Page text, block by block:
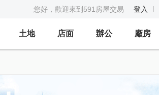
您好，歡迎來到591房屋交易 登入
土地 店面 辦公 廠房